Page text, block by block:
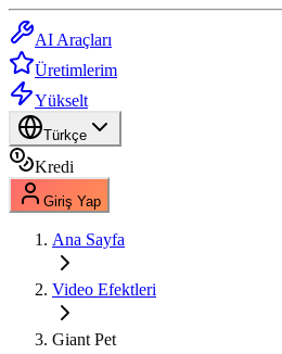
AI Araçları
Üretimlerim
Yükselt
Türkçe
Kredi
Giriş Yap
Ana Sayfa
Video Efektleri
Giant Pet